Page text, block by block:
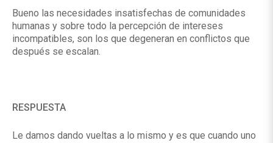
Bueno las necesidades insatisfechas de comunidades
humanas y sobre todo la percepción de intereses
incompatibles, son los que degeneran en conflictos que
después se escalan.
RESPUESTA
Le damos dando vueltas a lo mismo y es que cuando uno